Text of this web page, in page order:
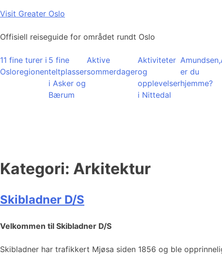
Skip
content
Visit Greater Oslo
Offisiell reiseguide for området rundt Oslo
11 fine turer i
Osloregionen
5 fine
teltplasser
i Asker og
Bærum
Aktive
sommerdager
Aktiviteter
og
opplevelser
i Nittedal
Amundsen,
er du
hjemme?
Kategori: Arkitektur
Skibladner D/S
Velkommen til Skibladner D/S
Skibladner har trafikkert Mjøsa siden 1856 og ble